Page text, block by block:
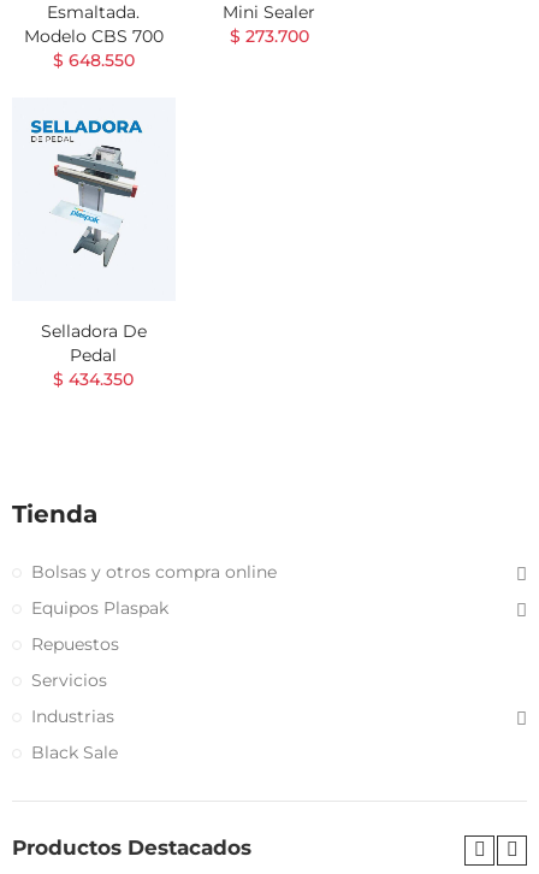
Esmaltada.
Modelo CBS 700
$ 648.550
Mini Sealer
$ 273.700
Selladora De
Pedal
$ 434.350
Tienda
Bolsas y otros compra online
Equipos Plaspak
Repuestos
Servicios
Industrias
Black Sale
Productos Destacados